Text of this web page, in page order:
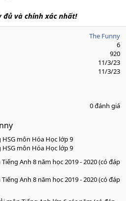
đủ và chính xác nhất!
The Funny
6
920
11/3/23
11/3/23
0 đánh giá
môn Hóa Học lớp 9
môn Hóa Học lớp 9
Anh 8 năm học 2019 - 2020 (có đáp
Anh 8 năm học 2019 - 2020 (có đáp